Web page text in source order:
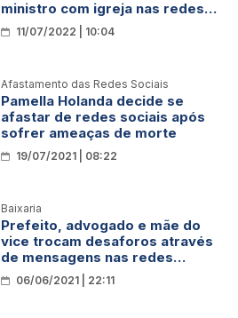
ministro com igreja nas redes
sociais
11/07/2022 | 10:04
Afastamento das Redes Sociais
Pamella Holanda decide se
afastar de redes sociais após
sofrer ameaças de morte
19/07/2021 | 08:22
Baixaria
Prefeito, advogado e mãe do
vice trocam desaforos através
de mensagens nas redes
sociais
06/06/2021 | 22:11